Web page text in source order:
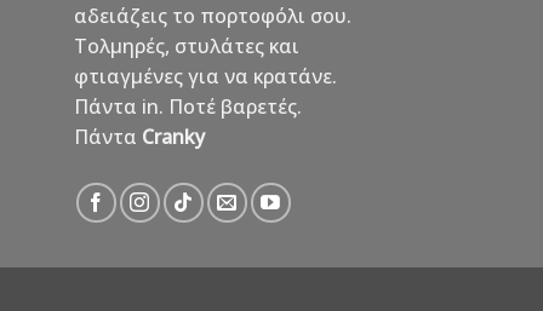
αδειάζεις το πορτοφόλι σου.
Τολμηρές, στυλάτες και
φτιαγμένες για να κρατάνε.
Πάντα in. Ποτέ βαρετές.
Πάντα Cranky